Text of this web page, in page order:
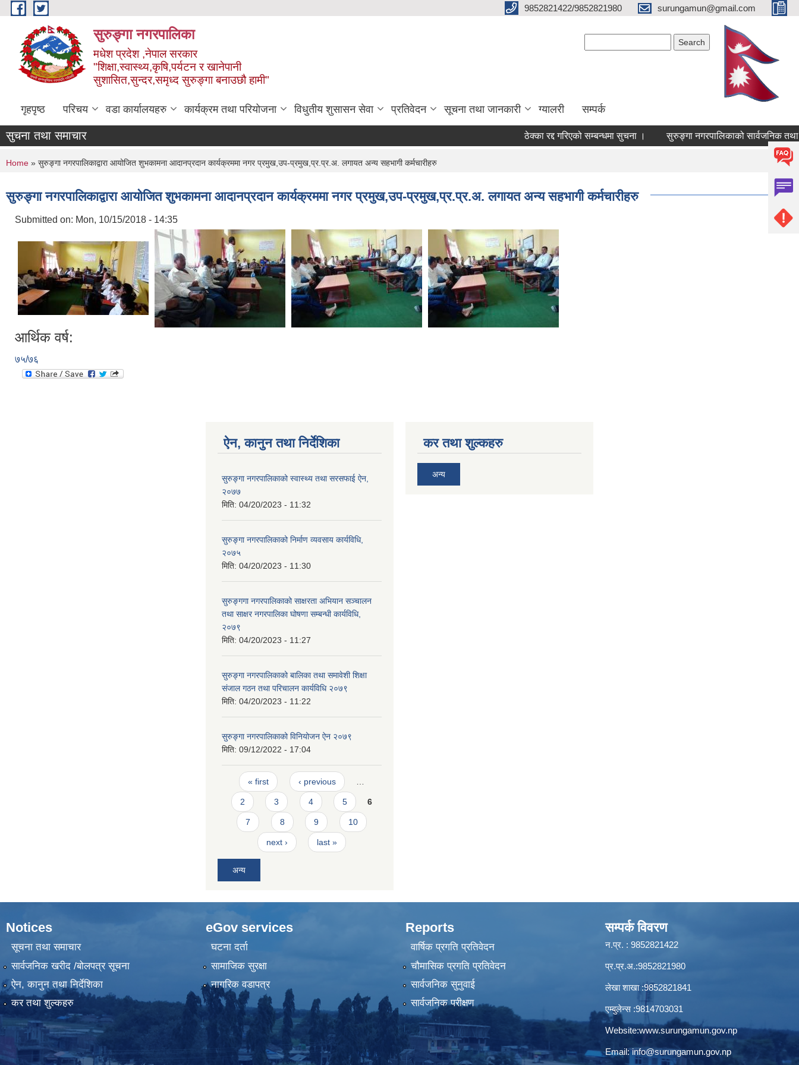
Skip to main content 9852821422/9852821980 surungamun@gmail.com
सुरुङ्‍गा नगरपालिका
मधेश प्रदेश ,नेपाल सरकार
"शिक्षा,स्वास्थ्य,कृषि,पर्यटन र खानेपानी
सुशासित,सुन्दर,समृध्द सुरुङ्गा बनाउछौ हामी"
गृहपृष्ठ परिचय वडा कार्यालयहरु कार्यक्रम तथा परियोजना विधुतीय शुसासन सेवा प्रतिवेदन सूचना तथा जानकारी ग्यालरी सम्पर्क
सुचना तथा समाचार ठेक्का रद्द गरिएको सम्बन्धमा सुचना ।
You are here
Home » सुरुङ्गा नगरपालिकाद्वारा आयोजित शुभकामना आदानप्रदान कार्यक्रममा नगर प्रमुख,उप-प्रमुख,प्र.प्र.अ. लगायत अन्य सहभागी कर्मचारीहरु
सुरुङ्गा नगरपालिकाद्वारा आयोजित शुभकामना आदानप्रदान कार्यक्रममा नगर प्रमुख,उप-प्रमुख,प्र.प्र.अ. लगायत अन्य सहभागी कर्मचारीहरु
Submitted on: Mon, 10/15/2018 - 14:35
आर्थिक वर्ष:
७५/७६
ऐन, कानुन तथा निर्देशिका
सुरुङ्गा नगरपालिकाको स्वास्थ्य तथा सरसफाई ऐन,
२०७७
मिति: 04/20/2023 - 11:32
सुरुङ्गा नगरपालिकाको निर्माण व्यवसाय कार्यविधि,
२०७५
मिति: 04/20/2023 - 11:30
सुरुङ्गगा नगरपालिकाको साक्षरता अभियान सञ्चालन
तथा साक्षर नगरपालिका घोषणा सम्बन्धी कार्यविधि,
२०७९
मिति: 04/20/2023 - 11:27
सुरुङ्गा नगरपालिकाको बालिका तथा समावेशी शिक्षा
संजाल गठन तथा परिचालन कार्यविधि २०७९
मिति: 04/20/2023 - 11:22
सुरुङ्गा नगरपालिकाको विनियोजन ऐन २०७९
मिति: 09/12/2022 - 17:04
Pages
« first ‹ previous …
2 3 4 5 6
7 8 9 10
next › last »
अन्य
कर तथा शुल्कहरु
अन्य
Notices
सूचना तथा समाचार
सार्वजनिक खरीद /बोलपत्र सूचना
ऐन, कानुन तथा निर्देशिका
कर तथा शुल्कहरु
eGov services
घटना दर्ता
सामाजिक सुरक्षा
नागरिक वडापत्र
Reports
वार्षिक प्रगति प्रतिवेदन
चौमासिक प्रगति प्रतिवेदन
सार्वजनिक सुनुवाई
सार्वजनिक परीक्षण
सम्पर्क विवरण
न.प्र. : 9852821422
प्र.प्र.अ.:9852821980
लेखा शाखा :9852821841
एम्बुलेन्स :9814703031
Website:www.surungamun.gov.np
Email:info@surungamun.gov.np